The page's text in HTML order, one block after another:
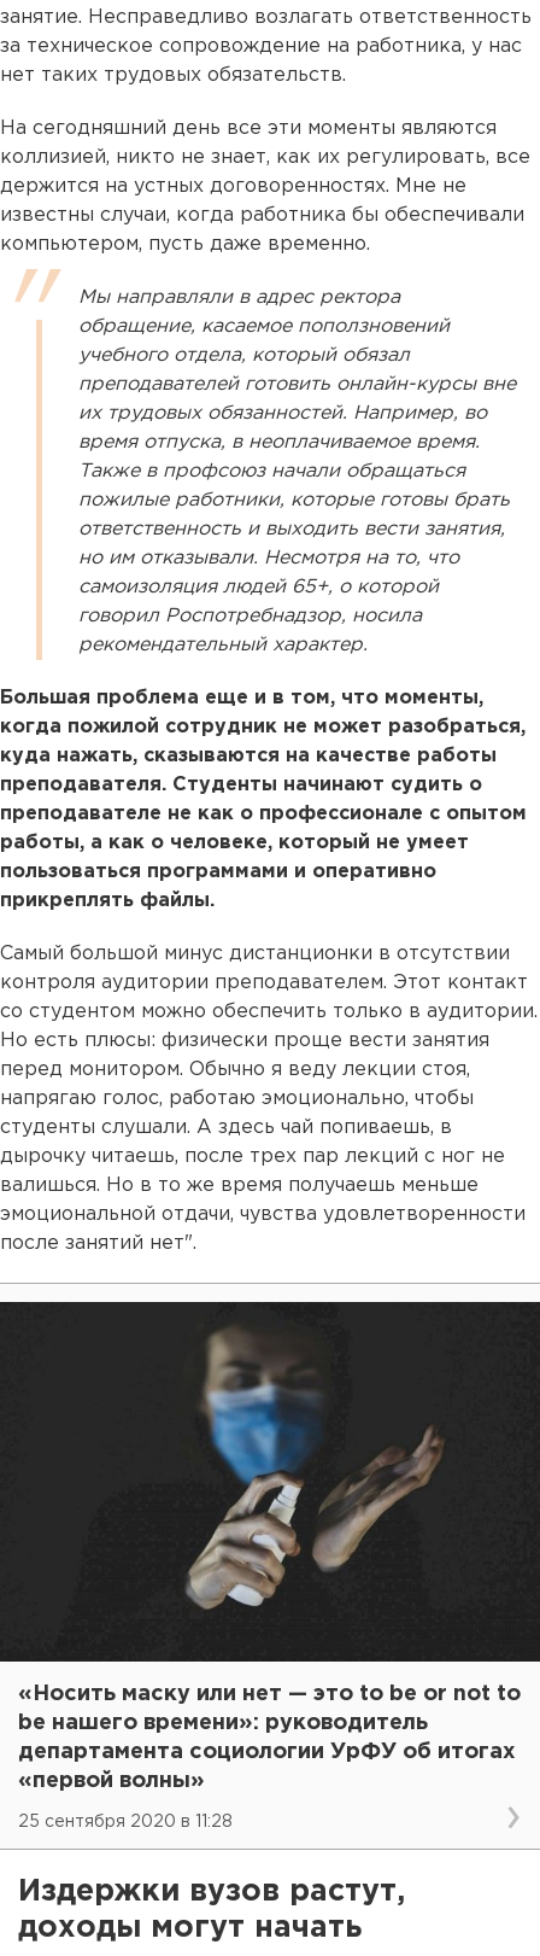
занятие. Несправедливо возлагать ответственность
за техническое сопровождение на работника, у нас
нет таких трудовых обязательств.
На сегодняшний день все эти моменты являются
коллизией, никто не знает, как их регулировать, все
держится на устных договоренностях. Мне не
известны случаи, когда работника бы обеспечивали
компьютером, пусть даже временно.
Мы направляли в адрес ректора
обращение, касаемое поползновений
учебного отдела, который обязал
преподавателей готовить онлайн-курсы вне
их трудовых обязанностей. Например, во
время отпуска, в неоплачиваемое время.
Также в профсоюз начали обращаться
пожилые работники, которые готовы брать
ответственность и выходить вести занятия,
но им отказывали. Несмотря на то, что
самоизоляция людей 65+, о которой
говорил Роспотребнадзор, носила
рекомендательный характер.
Большая проблема еще и в том, что моменты,
когда пожилой сотрудник не может разобраться,
куда нажать, сказываются на качестве работы
преподавателя. Студенты начинают судить о
преподавателе не как о профессионале с опытом
работы, а как о человеке, который не умеет
пользоваться программами и оперативно
прикреплять файлы.
Самый большой минус дистанционки в отсутствии
контроля аудитории преподавателем. Этот контакт
со студентом можно обеспечить только в аудитории.
Но есть плюсы: физически проще вести занятия
перед монитором. Обычно я веду лекции стоя,
напрягаю голос, работаю эмоционально, чтобы
студенты слушали. А здесь чай попиваешь, в
дырочку читаешь, после трех пар лекций с ног не
валишься. Но в то же время получаешь меньше
эмоциональной отдачи, чувства удовлетворенности
после занятий нет".
«Носить маску или нет — это to be or not to
be нашего времени»: руководитель
департамента социологии УрФУ об итогах
«первой волны»
25 сентября 2020 в 11:28
Издержки вузов растут,
доходы могут начать